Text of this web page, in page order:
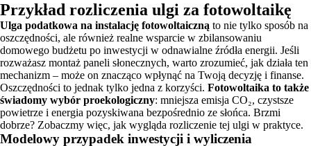
Przykład rozliczenia ulgi za fotowoltaikę
Ulga podatkowa na instalację fotowoltaiczną to nie tylko sposób na
oszczędności, ale również realne wsparcie w zbilansowaniu
domowego budżetu po inwestycji w odnawialne źródła energii. Jeśli
rozważasz montaż paneli słonecznych, warto zrozumieć, jak działa ten
mechanizm – może on znacząco wpłynąć na Twoją decyzję i finanse.
Oszczędności to jednak tylko jedna z korzyści. Fotowoltaika to także
świadomy wybór proekologiczny: mniejsza emisja CO₂, czystsze
powietrze i energia pozyskiwana bezpośrednio ze słońca. Brzmi
dobrze? Zobaczmy więc, jak wygląda rozliczenie tej ulgi w praktyce.
Modelowy przypadek inwestycji i wyliczenia